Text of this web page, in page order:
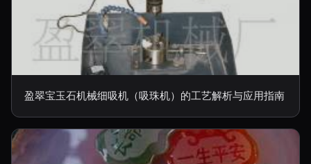
盈翠宝玉石机械细吸机（吸珠机）的工艺解析与应用指南